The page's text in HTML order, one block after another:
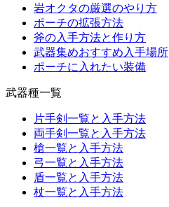
岩オクタの厳選のやり方
ポーチの拡張方法
斧の入手方法と作り方
武器集めおすすめ入手場所
ポーチに入れたい装備
武器種一覧
片手剣一覧と入手方法
両手剣一覧と入手方法
槍一覧と入手方法
弓一覧と入手方法
盾一覧と入手方法
杖一覧と入手方法